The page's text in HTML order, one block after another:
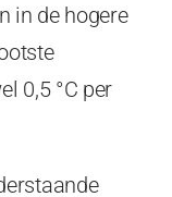
in de hogere
0,5 °C per